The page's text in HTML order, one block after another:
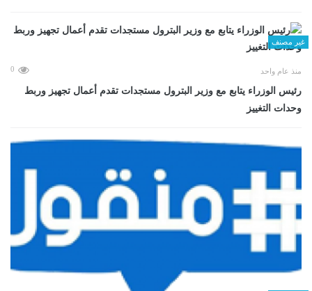
غير مصنف
منذ عام واحد 0
رئيس الوزراء يتابع مع وزير البترول مستجدات تقدم أعمال تجهيز وربط
وحدات التغييز